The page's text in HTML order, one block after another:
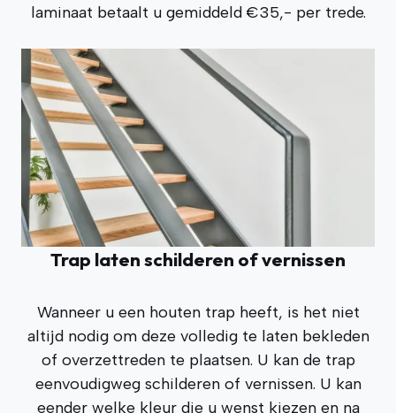
laminaat betaalt u gemiddeld €35,- per trede.
Trap laten schilderen of vernissen
Wanneer u een houten trap heeft, is het niet
altijd nodig om deze volledig te laten bekleden
of overzettreden te plaatsen. U kan de trap
eenvoudigweg schilderen of vernissen. U kan
eender welke kleur die u wenst kiezen en na